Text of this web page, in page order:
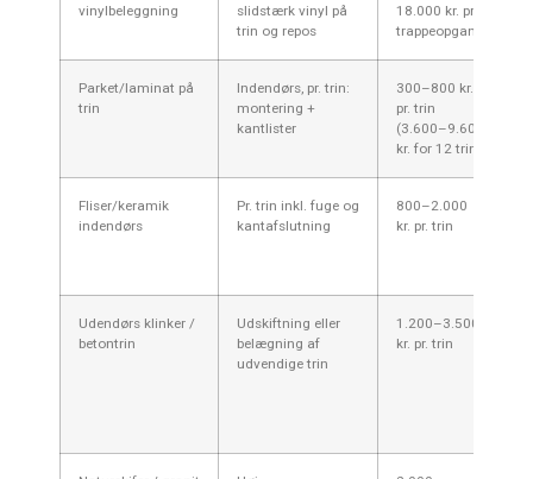
vinylbeleggning
slidstærk vinyl på
trin og repos
18.000 kr. pr.
trappeopgang
Parket/laminat på
trin
Indendørs, pr. trin:
montering +
kantlister
300–800 kr.
pr. trin
(3.600–9.600
kr. for 12 trin)
Fliser/keramik
indendørs
Pr. trin inkl. fuge og
kantafslutning
800–2.000
kr. pr. trin
Udendørs klinker /
betontrin
Udskiftning eller
belægning af
udvendige trin
1.200–3.500
kr. pr. trin